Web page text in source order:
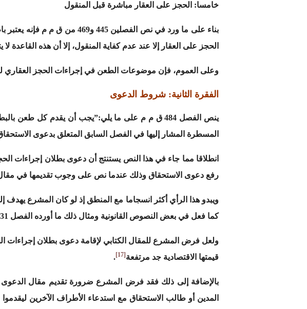
خامسا: الحجز على العقار مباشرة قبل المنقول
بناء على ما ورد في نص
الحجز على العقار إلا عند عدم كفاية المنقول، إلا أن هذه
وعلى العموم، فإن موضوعات الطعن في إجراءات الحجز العقاري
الفقرة الثانية: شروط الدعوى
ينص الفصل 484 ق م م على ما يلي:”يجب أن يقدم كل
المسطرة المشار إليها في الفصل السابق المتعلق بدعوى
انطلاقا مما جاء في هذا النص يستنتج أن دعوى بطلان إجراءات
رفع دعوى الاستحقاق وذلك عندما نص على وجوب تقديمها في
كما فعل في بعض النصوص القانونية ومثال ذلك ما أورده الفصل 131 من ق م م المتعلق بتقديم مقال الطعن بالتعرض
ولعل فرض المشرع للمقال الكتابي لإقامة دعوى بطلان إجراءات
قيمتها الاقتصادية جد مرتفعة [17]
.
بالإضافة إلى ذلك فقد فرض المشرع ضرورة تقديم مقال الدعوى
المدين أو طالب الاستحقاق مع استدعاء الأطراف الآخرين